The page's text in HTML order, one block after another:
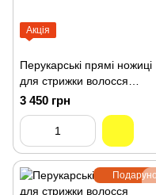
Акція
Перукарські прямі ножиці
для стрижки волосся
професійні Sway Infinite 6
розмір 110 10860
3 450 грн